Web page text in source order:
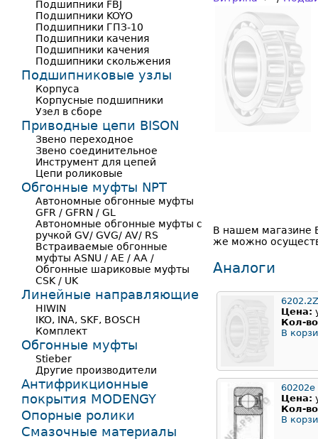
В нашем магазине
же можно
Аналоги
6202.2Z
Цена:
Кол-
В
60202е
Цена:
Кол-
В
Подшипники FBJ
Подшипники KOYO
Подшипники ГПЗ-10
Подшипники качения
Подшипники качения
Подшипники скольжения
Подшипниковые узлы
Корпуса
Корпусные подшипники
Узел в сборе
Приводные цепи BISON
Звено переходное
Звено соединительное
Инструмент для цепей
Цепи роликовые
Обгонные муфты NPT
Автономные обгонные муфты
GFR / GFRN / GL
Автономные обгонные муфты с
ручкой GV/ GVG/ AV/ RS
Встраиваемые обгонные
муфты ASNU / AE / AA /
Обгонные шариковые муфты
CSK / UK
Линейные направляющие
HIWIN
IKO, INA, SKF, BOSCH
Комплект
Обгонные муфты
Stieber
Другие производители
Антифрикционные
покрытия MODENGY
Опорные ролики
Смазочные материалы